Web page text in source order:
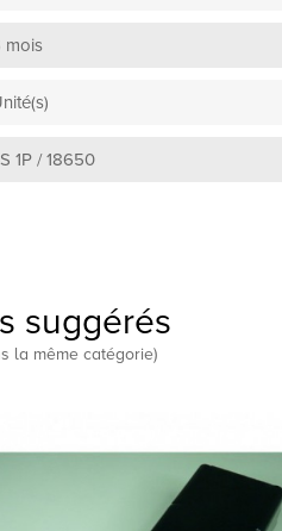
mois
1P / 18650
suggérés
la même catégorie)